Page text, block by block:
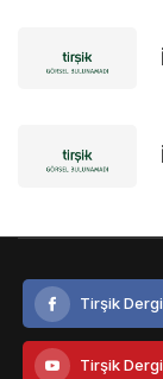
Tirşik
Tirşik